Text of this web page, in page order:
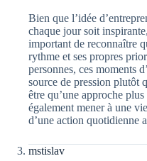
Bien que l’idée
chaque jour soit
important de reconnaître
rythme et ses propres
personnes, ces moments
source de pression plutôt
être qu’une approche
également mener à une
d’une action quotidienne
mstislav